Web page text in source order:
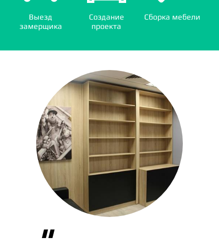
Выезд
замерщика
Создание
проекта
Сборка мебели